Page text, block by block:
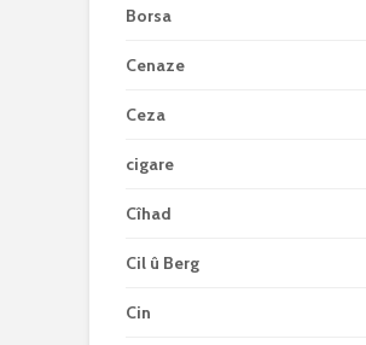
Borsa
Cenaze
Ceza
cigare
Cîhad
Cil û Berg
Cin